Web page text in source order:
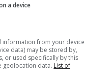
a device
information from your device
data) may be stored by,
or used specifically by this
geolocation data. List of